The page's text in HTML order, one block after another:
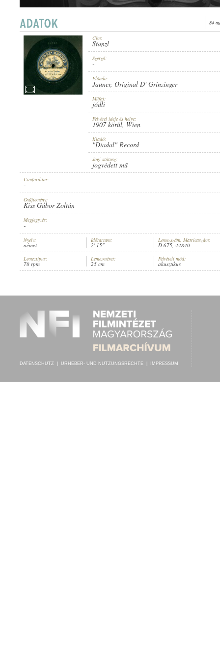
INTERPRET: JAUNER,ORIGINAL D' GRINZINGER
ERSCHEINUNGSJAHR: 1907 KÖRÜL
"DIADAL" RECORD
PLATTENAUFNAHME:
84
Cím:
Stanzl
Szerző:
-
Előadó:
Jauner, Original D' Grinzinger
Műfaj:
jódli
Felvétel ideje és helye:
1907 körül, Wien
Kiadó:
"Diadal" Record
Jogi státusz:
jogvédett mű
Címfordítás:
-
Gyűjtemény:
Kiss Gábor Zoltán
Megjegyzés:
-
Nyelv:
német
Időtartam:
2' 15"
Lemezszám, Matricaszám:
D 675, 44840
Lemeztípus:
78 rpm
Lemezméret:
25 cm
Felvételi mód:
akusztikus
DATENSCHUTZ URHEBER- UND NUTZUNGSRECHTE IMPRESSUM